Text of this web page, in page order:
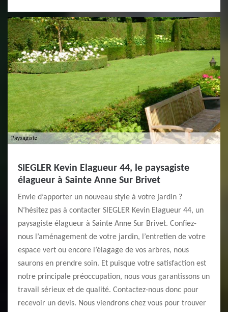
SIEGLER Kevin Elagueur 44, le paysagiste
élagueur à Sainte Anne Sur Brivet
Envie d’apporter un nouveau style à votre jardin ?
N’hésitez pas à contacter SIEGLER Kevin Elagueur 44, un
paysagiste élagueur à Sainte Anne Sur Brivet. Confiez-
nous l’aménagement de votre jardin, l’entretien de votre
espace vert ou encore l’élagage de vos arbres, nous
saurons en prendre soin. Et puisque votre satisfaction est
notre principale préoccupation, nous vous garantissons un
travail sérieux et de qualité. Contactez-nous donc pour
recevoir un devis. Nous viendrons chez vous pour trouver